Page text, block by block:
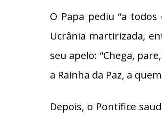
O Papa pediu “a
Ucrânia martirizada,
seu apelo: “Chega,
a Rainha da Paz, a
Depois, o Pontífice